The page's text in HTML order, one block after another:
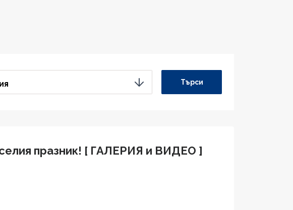
Търси
празник! [ ГАЛЕРИЯ и ВИДЕО ]